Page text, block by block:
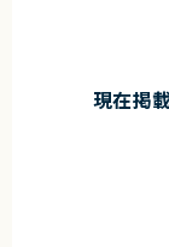
現在掲